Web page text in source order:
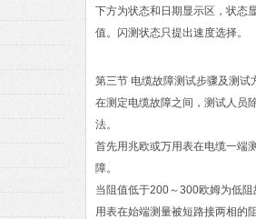
下方为状态和日期显示区，状态
值。闪测状态只提出速度选择。
第三节 电缆故障测试步骤及测试
在测定电缆故障之间，测试人员
法。
首先用兆欧或万用表在电缆一端
障。
当阻值低于200～300欧姆为低
用表在始端测量被短路接两相的